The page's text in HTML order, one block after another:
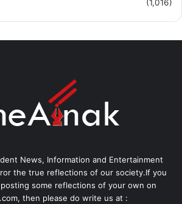
(1,016)
News, Information and Entertainment
the true reflections of our society.If you
some reflections of your own on
then please do write us at :